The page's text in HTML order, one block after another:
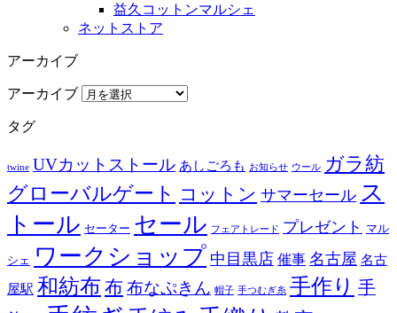
益久コットンマルシェ
ネットストア
アーカイブ
アーカイブ
タグ
twine UVカットストール あしごろも お知らせ ウール ガラ紡
グローバルゲート コットン サマーセール ス
トール セーター セール フェアトレード プレゼント マル
シェ ワークショップ 中目黒店 催事 名古屋 名古
屋駅 和紡布 布布なぷきん 帽子 手つむぎ糸 手作り 手